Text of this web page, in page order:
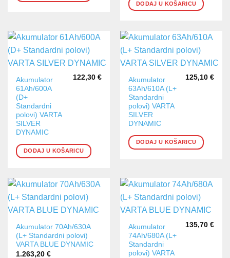
DODAJ U KOŠARICU
Akumulator
61Ah/600A
(D+
Standardni
polovi) VARTA
SILVER
DYNAMIC
122,30 €
DODAJ U KOŠARICU
Akumulator
63Ah/610A (L+
Standardni
polovi) VARTA
SILVER
DYNAMIC
125,10 €
DODAJ U KOŠARICU
Akumulator 70Ah/630A
(L+ Standardni polovi)
VARTA BLUE DYNAMIC
1.263,20€
Akumulator
74Ah/680A (L+
Standardni
polovi) VARTA
135,70 €